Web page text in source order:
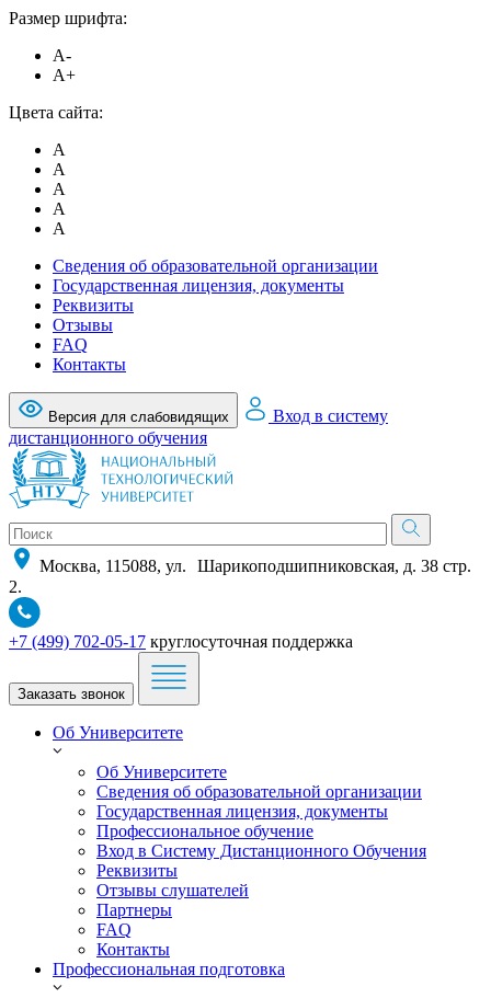
Размер шрифта:
A-
A+
Цвета сайта:
A
A
A
A
A
Сведения об образовательной организации
Государственная лицензия, документы
Реквизиты
Отзывы
FAQ
Контакты
Версия для слабовидящих
Вход в систему
дистанционного обучения
Москва, 115088, ул. Шарикоподшипниковская, д. 38 стр.
2.
+7 (499) 702-05-17 круглосуточная поддержка
Заказать звонок
Об Университете
Об Университете
Сведения об образовательной организации
Государственная лицензия, документы
Профессиональное обучение
Вход в Систему Дистанционного Обучения
Реквизиты
Отзывы слушателей
Партнеры
FAQ
Контакты
Профессиональная подготовка